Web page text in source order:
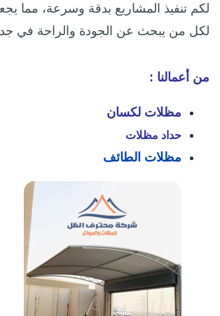
لكم تنفيذ المشاريع بدقة وسرعة، مما
لكل من يبحث عن الجودة والراحة في
من أعمالنا :
مظلات لكسان
حداد مظلات
مظلات الطائف